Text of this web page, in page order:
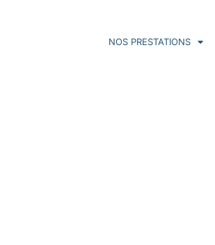
NOS PRESTATIONS